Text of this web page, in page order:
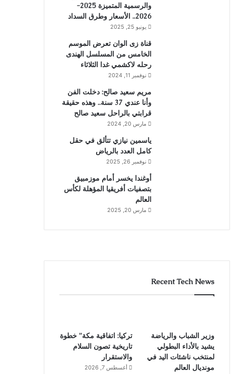
والرسمية المتميزة 2025-
2026.. الأسعار وطرق السداد
يونيو 25, 2025
قناة زى الوان تعرض الموسم
الخامس من المسلسل الهندى
رحله لاكشمي غدا الثلاثاء
نوفمبر 11, 2024
مريم سعيد صالح: دخلت الفن
وأنا عندي 37 سنة.. وهذه حقيقة
قرابتي بالراحل سعيد صالح
مارس 20, 2024
ياسمين نيازي تتألق في حقل
كامل العدد بالرياض
نوفمبر 26, 2025
أوغندا يخسر أمام موزمبيق
بتصفيات أفريقيا المؤهلة لكأس
العالم
مارس 20, 2025
Recent Tech News
وزير الشباب والرياضة
يشيد بالأداء البطولي
لمنتخب ناشئات اليد في
مونديال العالم
تركيا: اتفاقية مكة” خطوة
تاريخية تصون السلام
والاستقرار
أغسطس 7, 2026